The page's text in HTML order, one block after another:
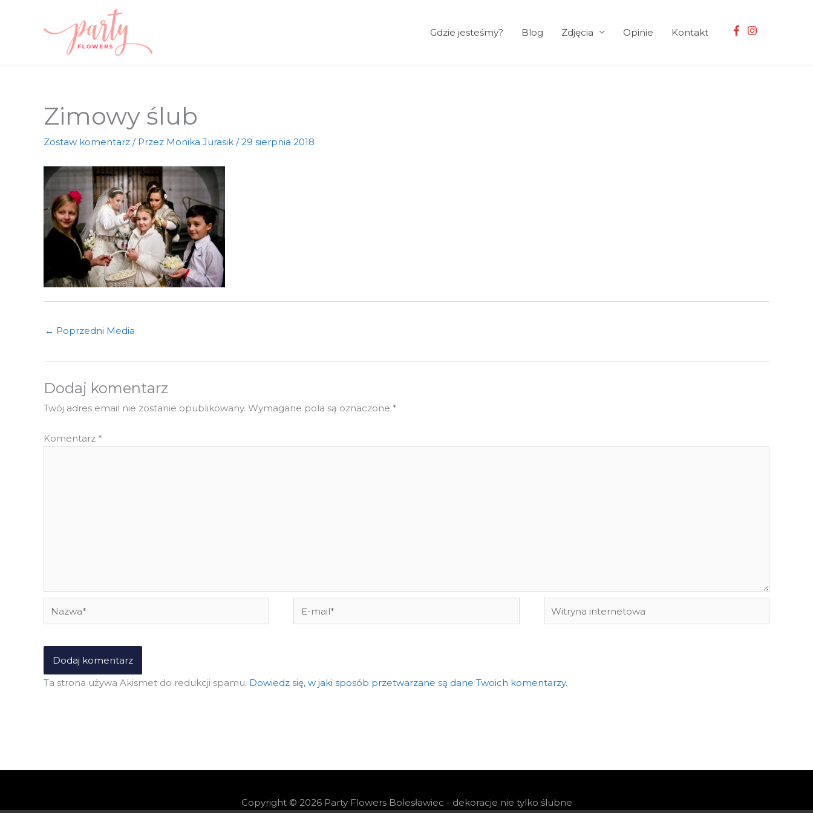
Gdzie jesteśmy? Blog Zdjęcia Opinie Kontakt
Zimowy ślub
Zostaw komentarz / Przez Monika Jurasik /29 sierpnia 2018
← Poprzedni Media
Dodaj komentarz
Twój adres email nie zostanie opublikowany. Wymagane pola są oznaczone *
Komentarz *
Nazwa*
E-
mail*
Witryna
internetowa
Ta strona używa Akismet do redukcji spamu. Dowiedz się, w jaki sposób przetwarzane są dane Twoich komentarzy.
Copyright © 2026 Party Flowers Bolesławiec - dekoracje nie tylko ślubne